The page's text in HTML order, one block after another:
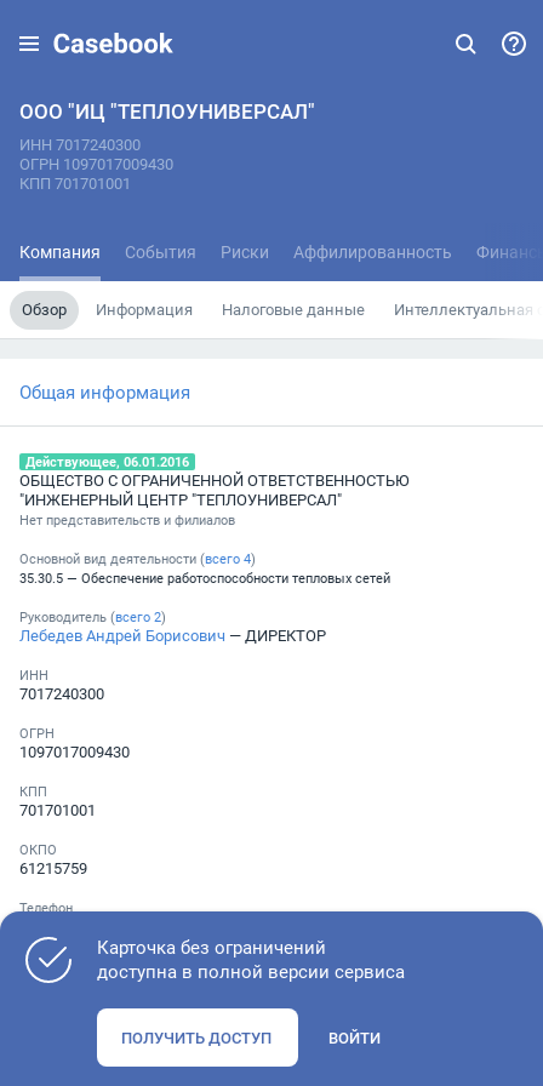
ООО "ИЦ "ТЕПЛОУНИВЕРСАЛ"
ИНН 7017240300
ОГРН 1097017009430
КПП 701701001
Компания События Риски Аффилированность
Обзор Информация Налоговые данные Интеллектуальная
Общая информация
Действующее, 06.01.2016
ОБЩЕСТВО С ОГРАНИЧЕННОЙ ОТВЕТСТВЕННОСТЬЮ
"ИНЖЕНЕРНЫЙ ЦЕНТР "ТЕПЛОУНИВЕРСАЛ"
Нет представительств и филиалов
Основной вид деятельности (всего 4)
35.30.5 — Обеспечение работоспособности тепловых сетей
Руководитель (всего 2)
Лебедев Андрей Борисович — ДИРЕКТОР
ИНН
7017240300
ОГРН
1097017009430
КПП
701701001
ОКПО
61215759
Телефон
Как оценить состояние компании
Карточка без ограничений
доступна в полной версии сервиса
ПОЛУЧИТЬ ДОСТУП ВОЙТИ